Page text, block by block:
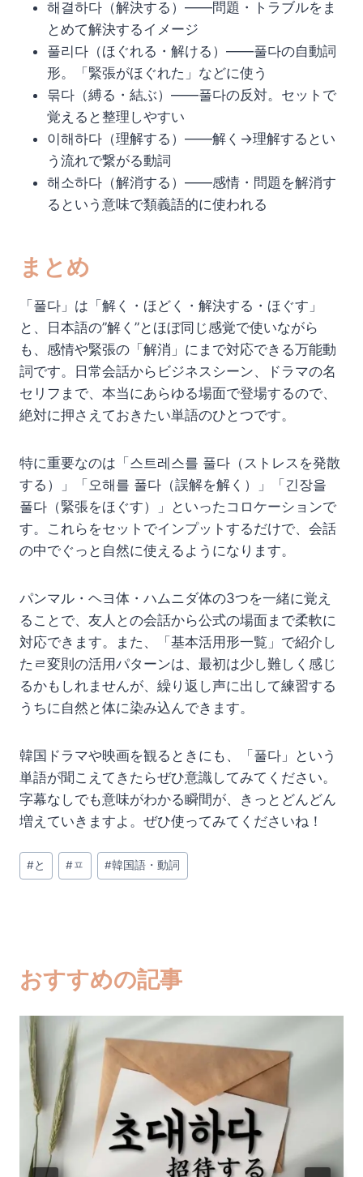
해결하다（解決する）——問題・トラブルをま
とめて解決するイメージ
풀리다（ほぐれる・解ける）——풀다の自動詞
形。「緊張がほぐれた」などに使う
묶다（縛る・結ぶ）——풀다の反対。セットで
覚えると整理しやすい
이해하다（理解する）——解く→理解するとい
う流れで繋がる動詞
해소하다（解消する）——感情・問題を解消す
るという意味で類義語的に使われる
まとめ
「풀다」は「解く・ほどく・解決する・ほぐす」
と、日本語の”解く”とほぼ同じ感覚で使いながら
も、感情や緊張の「解消」にまで対応できる万能動
詞です。日常会話からビジネスシーン、ドラマの名
セリフまで、本当にあらゆる場面で登場するので、
絶対に押さえておきたい単語のひとつです。
特に重要なのは「스트레스를 풀다（ストレスを発散
する）」「오해를 풀다（誤解を解く）」「긴장을
풀다（緊張をほぐす）」といったコロケーションで
す。これらをセットでインプットするだけで、会話
の中でぐっと自然に使えるようになります。
パンマル・ヘヨ体・ハムニダ体の3つを一緒に覚え
ることで、友人との会話から公式の場面まで柔軟に
対応できます。また、「基本活用形一覧」で紹介し
たㄹ変則の活用パターンは、最初は少し難しく感じ
るかもしれませんが、繰り返し声に出して練習する
うちに自然と体に染み込んできます。
韓国ドラマや映画を観るときにも、「풀다」という
単語が聞こえてきたらぜひ意識してみてください。
字幕なしでも意味がわかる瞬間が、きっとどんどん
増えていきますよ。ぜひ使ってみてくださいね！
投
稿
#と #ㅍ #韓国語・動詞
おすすめの記事